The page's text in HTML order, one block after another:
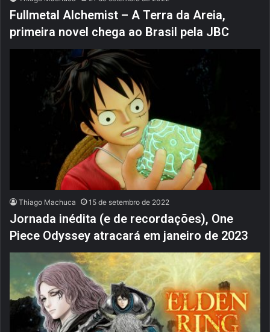
Fullmetal Alchemist – A Terra da Areia,
primeira novel chega ao Brasil pela JBC
Thiago Machuca 15 de setembro de 2022
Jornada inédita (e de recordações), One
Piece Odyssey atracará em janeiro de 2023